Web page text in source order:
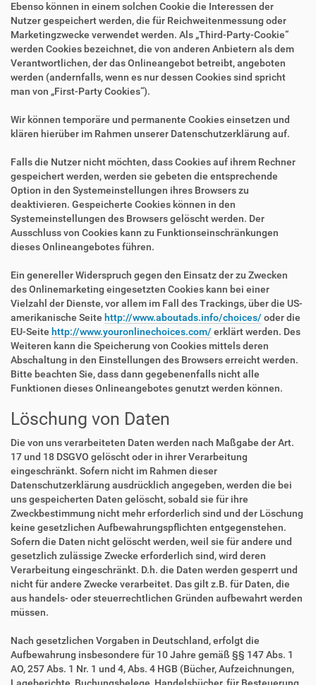
Ebenso können in einem solchen Cookie die Interessen der
Nutzer gespeichert werden, die für Reichweitenmessung oder
Marketingzwecke verwendet werden. Als „Third-Party-Cookie“
werden Cookies bezeichnet, die von anderen Anbietern als dem
Verantwortlichen, der das Onlineangebot betreibt, angeboten
werden (andernfalls, wenn es nur dessen Cookies sind spricht
man von „First-Party Cookies“).
Wir können temporäre und permanente Cookies einsetzen und
klären hierüber im Rahmen unserer Datenschutzerklärung auf.
Falls die Nutzer nicht möchten, dass Cookies auf ihrem Rechner
gespeichert werden, werden sie gebeten die entsprechende
Option in den Systemeinstellungen ihres Browsers zu
deaktivieren. Gespeicherte Cookies können in den
Systemeinstellungen des Browsers gelöscht werden. Der
Ausschluss von Cookies kann zu Funktionseinschränkungen
dieses Onlineangebotes führen.
Ein genereller Widerspruch gegen den Einsatz der zu Zwecken
des Onlinemarketing eingesetzten Cookies kann bei einer
Vielzahl der Dienste, vor allem im Fall des Trackings, über die US-
amerikanische Seite http://www.aboutads.info/choices/ oder die
EU-Seite http://www.youronlinechoices.com/ erklärt werden. Des
Weiteren kann die Speicherung von Cookies mittels deren
Abschaltung in den Einstellungen des Browsers erreicht werden.
Bitte beachten Sie, dass dann gegebenenfalls nicht alle
Funktionen dieses Onlineangebotes genutzt werden können.
Löschung von Daten
Die von uns verarbeiteten Daten werden nach Maßgabe der Art.
17 und 18 DSGVO gelöscht oder in ihrer Verarbeitung
eingeschränkt. Sofern nicht im Rahmen dieser
Datenschutzerklärung ausdrücklich angegeben, werden die bei
uns gespeicherten Daten gelöscht, sobald sie für ihre
Zweckbestimmung nicht mehr erforderlich sind und der Löschung
keine gesetzlichen Aufbewahrungspflichten entgegenstehen.
Sofern die Daten nicht gelöscht werden, weil sie für andere und
gesetzlich zulässige Zwecke erforderlich sind, wird deren
Verarbeitung eingeschränkt. D.h. die Daten werden gesperrt und
nicht für andere Zwecke verarbeitet. Das gilt z.B. für Daten, die
aus handels- oder steuerrechtlichen Gründen aufbewahrt werden
müssen.
Nach gesetzlichen Vorgaben in Deutschland, erfolgt die
Aufbewahrung insbesondere für 10 Jahre gemäß §§ 147 Abs. 1
AO, 257 Abs. 1 Nr. 1 und 4, Abs. 4 HGB (Bücher, Aufzeichnungen,